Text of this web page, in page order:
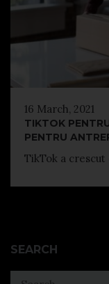
16 March, 2021
TIKTOK
PENTRU
TikTok a
SEARCH